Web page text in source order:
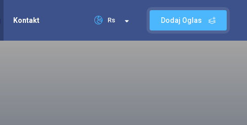
Dodaj Oglas
Rs
Kontakt